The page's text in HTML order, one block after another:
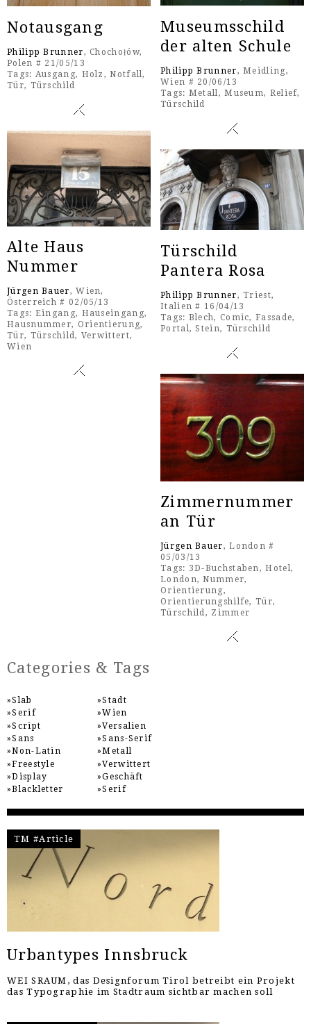
Museumsschild
der alten Schule
Philipp Brunner, Meidling,
Wien # 20/06/13
Tags: Metall ,Museum, Relief,
Türschild
Notausgang
Philipp Brunner, Chochołów,
Polen # 21/05/13
Tags: Ausgang, Holz ,Notfall,
Tür, Türschild
Alte Haus
Nummer
Jürgen Bauer, Wien,
Österreich # 02/05/13
Tags: Eingang, Hauseingang,
Hausnummer, Orientierung,
Tür, Türschild, Verwittert,
Wien
Türschild
Pantera Rosa
Philipp Brunner, Triest,
Italien # 16/04/13
Tags: Blech, Comic,Fassade,
Portal ,Stein, Türschild
Zimmernummer
an Tür
Jürgen Bauer, London #
05/03/13
Tags: 3D-Buchstaben,Hotel,
London,Nummer,
Orientierung,
Orientierungshilfe,Tür,
Türschild, Zimmer
Categories & Tags
Slab
Serif
Script
Sans
Non-Latin
Freestyle
Display
Blackletter
Stadt
Wien
Versalien
Sans-Serif
Metall
Verwittert
Geschäft
Serif
TM #Article
Urbantypes Innsbruck
WEI SRAUM, das Designforum Tirol betreibt ein Projekt
das Typographie im Stadtraum sichtbar machen soll